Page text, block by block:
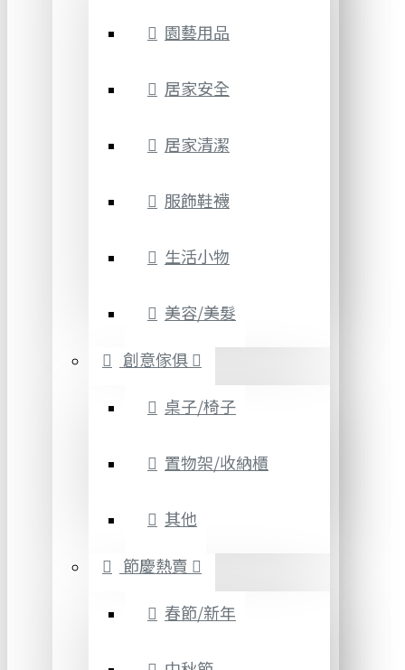
園藝用品
居家安全
居家清潔
服飾鞋襪
生活小物
美容/美髮
創意傢俱
桌子/椅子
置物架/收納櫃
其他
節慶熱賣
春節/新年